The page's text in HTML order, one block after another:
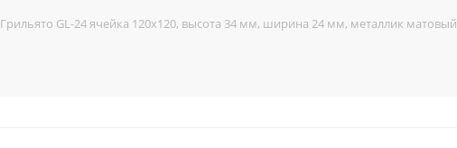
Грильято GL-24 ячейка 120x120, высота 34 мм, ширина 24 мм, металлик матовый